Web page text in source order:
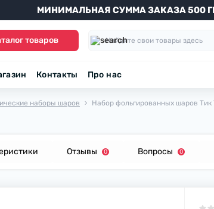
МИНИМАЛЬНАЯ СУММА ЗАКАЗА 500
товаров
Контакты Про нас
наборы шаров Набор фольгированных шаров Тик
Отзывы 0 Вопросы 0